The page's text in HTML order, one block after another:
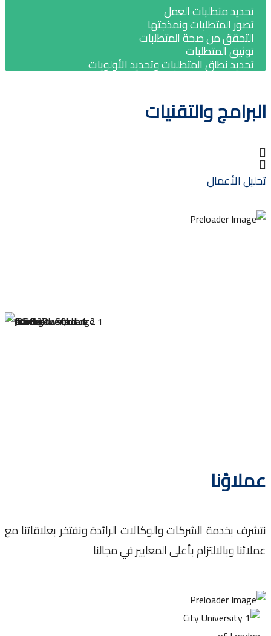
متطلبات العمل
المتطلبات ونمذجتها
من صحة المتطلبات
المتطلبات
نطاق المتطلبات وتحديد الأولويات
والتقنيات
الأعمال
بخدمة الشركات والوكالات الرائدة ونفتخر بعلاقاتنا مع
وبالالتزام بأعلى المعايير في مجالنا